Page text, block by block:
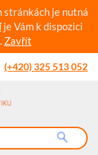
stránkách je nutná
je Vám k dispozici
Zavřít
(+420) 325 513 052